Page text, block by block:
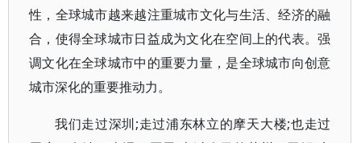
性，全球城市越来越注重城市文化与生活、经济的融
合，使得全球城市日益成为文化在空间上的代表。强
调文化在全球城市中的重要力量，是全球城市向创意
城市深化的重要推动力。
我们走过深圳;走过浦东林立的摩天大楼;也走过